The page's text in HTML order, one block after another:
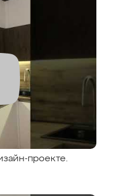
проекте.